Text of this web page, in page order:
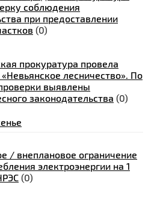
соблюдения
при предоставлении
(0)
прокуратура провела
лесничество». По
выявлены
законодательства (0)
/ внеплановое ограничение
электроэнергии на 1
(0)